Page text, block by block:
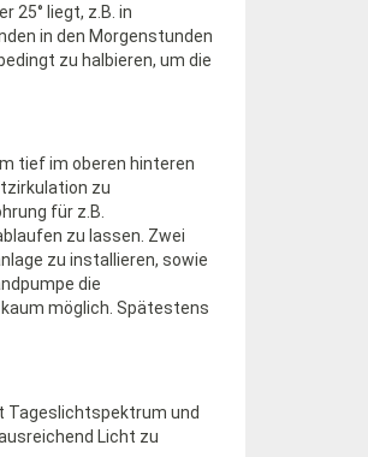
25° liegt, z.B. in
in den Morgenstunden
zu halbieren, um die
tief im oberen hinteren
zu
für z.B.
zu lassen. Zwei
zu installieren, sowie
die
möglich. Spätestens
Tageslichtspektrum und
Licht zu